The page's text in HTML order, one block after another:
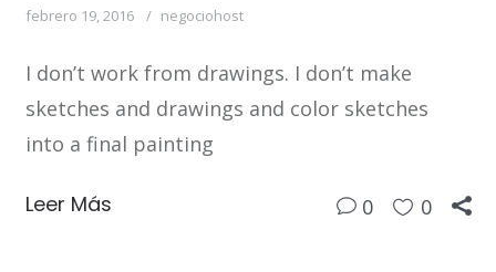
febrero 19, 2016 negociohost
I don’t work from drawings. I don’t make
sketches and drawings and color sketches
into a final painting
Leer Más 0 0